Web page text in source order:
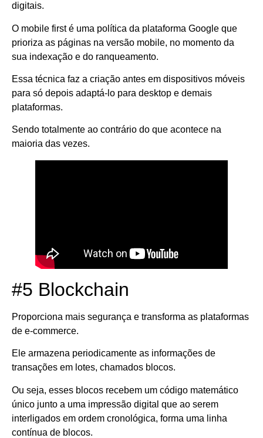
digitais.
O mobile first é uma política da plataforma Google que
prioriza as páginas na versão mobile, no momento da
sua indexação e do ranqueamento.
Essa técnica faz a criação antes em dispositivos móveis
para só depois adaptá-lo para desktop e demais
plataformas.
Sendo totalmente ao contrário do que acontece na
maioria das vezes.
#5 Blockchain
Proporciona mais segurança e transforma as plataformas
de e-commerce.
Ele armazena periodicamente as informações de
transações em lotes, chamados blocos.
Ou seja, esses blocos recebem um código matemático
único junto a uma impressão digital que ao serem
interligados em ordem cronológica, forma uma linha
contínua de blocos.